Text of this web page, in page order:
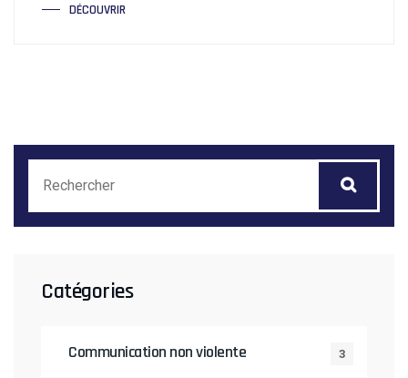
DÉCOUVRIR
Catégories
Communication non violente 3